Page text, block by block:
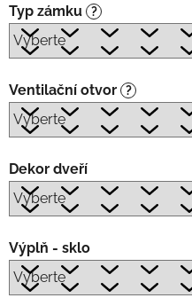
Typ zámku ?
Ventilační otvor ?
Dekor dveří
Výplň - sklo